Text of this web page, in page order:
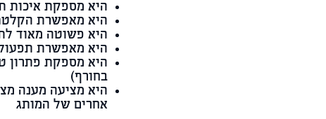
היא מספקת איכות
היא מאפשרת
היא פשוטה מאוד
היא מאפשרת
היא מספקת פתרון
בחורף)
היא מציעה מענה
אחרים של המותג